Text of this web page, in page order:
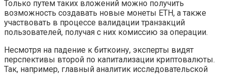
Только путем таких вложений можно получить
возможность создавать новые монеты ETH, а также
участвовать в процессе валидации транзакций
пользователей, получая с них комиссию за операции.
Несмотря на падение к биткоину, эксперты видят
перспективы второй по капитализации криптовалюты.
Так, например, главный аналитик исследовательской